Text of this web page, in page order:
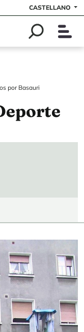
CASTELLANO
por Basauri